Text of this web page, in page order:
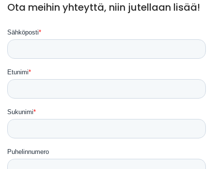
Ota meihin yhteyttä, niin jutellaan lisää!